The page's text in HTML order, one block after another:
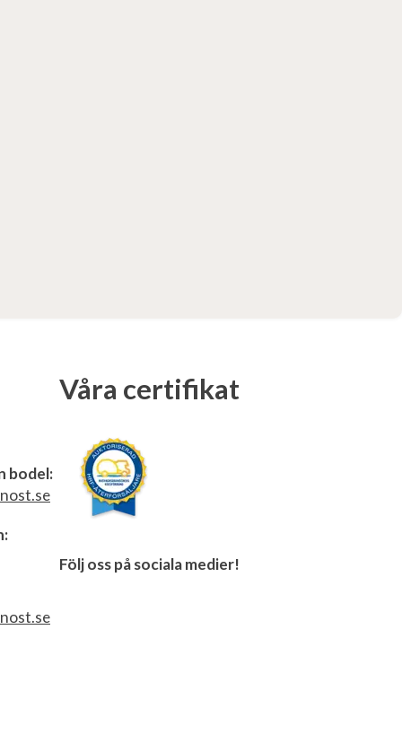
bodel:
Våra certifikat
Följ oss på sociala medier!